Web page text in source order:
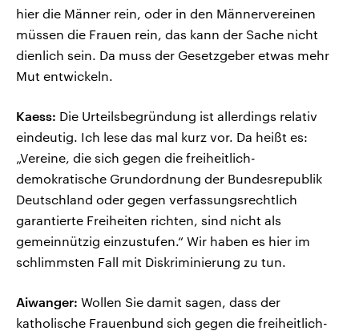
hier die Männer rein, oder in den Männervereinen
müssen die Frauen rein, das kann der Sache nicht
dienlich sein. Da muss der Gesetzgeber etwas mehr
Mut entwickeln.
Kaess: Die Urteilsbegründung ist allerdings relativ
eindeutig. Ich lese das mal kurz vor. Da heißt es:
„Vereine, die sich gegen die freiheitlich-
demokratische Grundordnung der Bundesrepublik
Deutschland oder gegen verfassungsrechtlich
garantierte Freiheiten richten, sind nicht als
gemeinnützig einzustufen.“ Wir haben es hier im
schlimmsten Fall mit Diskriminierung zu tun.
Aiwanger: Wollen Sie damit sagen, dass der
katholische Frauenbund sich gegen die freiheitlich-